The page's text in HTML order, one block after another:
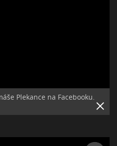
Plekance na Facebooku.